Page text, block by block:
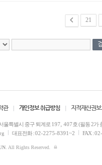
21
관 개인정보 취급방침 지적재산권
울특별시 중구 퇴계로 197, 407호 (필동 2가
대표전화 :02-2275-8391~2 FAX :
. All Rights Reserved.